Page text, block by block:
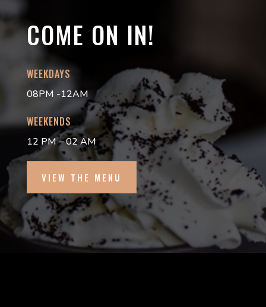
COME ON IN!
WEEKDAYS
08PM -12AM
WEEKENDS
12 PM – 02 AM
VIEW THE MENU